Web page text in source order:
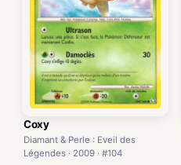
Coxy
Diamant & Perle : Eveil des
Légendes · 2009 · #104